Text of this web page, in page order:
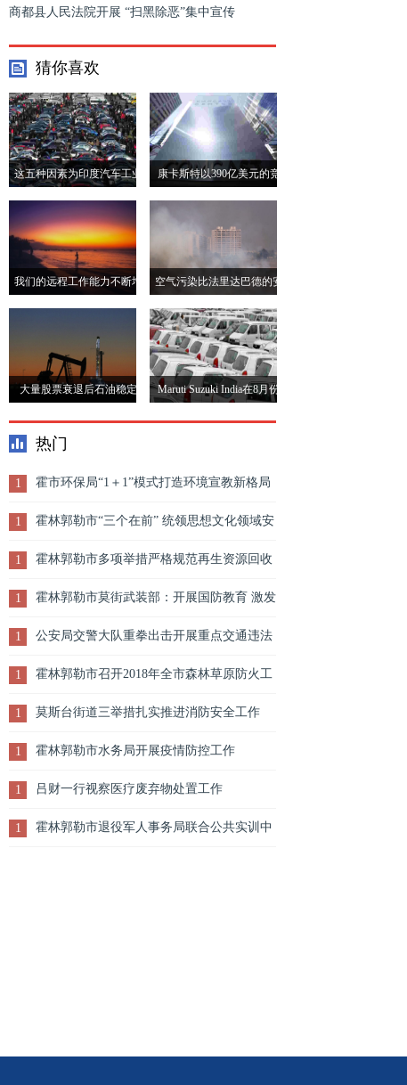
商都县人民法院开展 “扫黑除恶”集中宣传
猜你喜欢
这五种因素为印度汽车工业
创造了痛苦的衰退
康卡斯特以390亿美元的竞
标在天空拍卖中击败狐狸
我们的远程工作能力不断增
长那为什么生产力却没有
空气污染比法里达巴德的安
全极限高25倍
大量股票衰退后石油稳定 Maruti Suzuki India在8月份
热门
1 霍市环保局“1＋1”模式打造环境宣教新格局
1 霍林郭勒市“三个在前” 统领思想文化领域安
全治理
1 霍林郭勒市多项举措严格规范再生资源回收
市场秩序
1 霍林郭勒市莫街武装部：开展国防教育 激发
爱国情怀
1 公安局交警大队重拳出击开展重点交通违法
行为整治行动
1 霍林郭勒市召开2018年全市森林草原防火工
作会议
1 莫斯台街道三举措扎实推进消防安全工作
1 霍林郭勒市水务局开展疫情防控工作
1 吕财一行视察医疗废弃物处置工作
1 霍林郭勒市退役军人事务局联合公共实训中